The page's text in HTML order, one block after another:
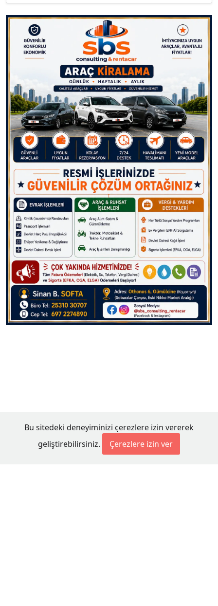
Bu sitedeki deneyiminizi çerezlere izin vererek
geliştirebilirsiniz.
Çerezlere izin ver